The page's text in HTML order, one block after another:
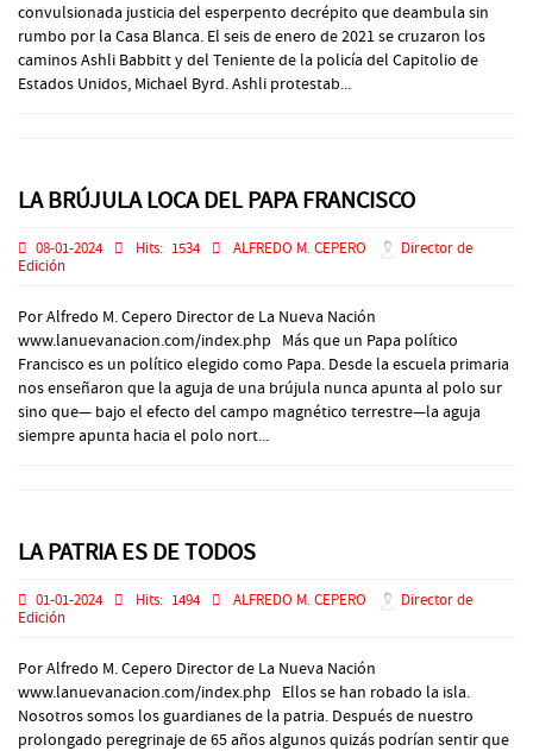
convulsionada justicia del esperpento decrépito que deambula sin
rumbo por la Casa Blanca. El seis de enero de 2021 se cruzaron los
caminos Ashli Babbitt y del Teniente de la policía del Capitolio de
Estados Unidos, Michael Byrd. Ashli protestab...
LA BRÚJULA LOCA DEL PAPA FRANCISCO
08-01-2024 Hits: 1534 ALFREDO M. CEPERO
Director de
Edición
Por Alfredo M. Cepero Director de La Nueva Nación
www.lanuevanacion.com/index.php Más que un Papa político
Francisco es un político elegido como Papa. Desde la escuela primaria
nos enseñaron que la aguja de una brújula nunca apunta al polo sur
sino que— bajo el efecto del campo magnético terrestre—la aguja
siempre apunta hacia el polo nort...
LA PATRIA ES DE TODOS
01-01-2024 Hits: 1494 ALFREDO M. CEPERO
Director de
Edición
Por Alfredo M. Cepero Director de La Nueva Nación
www.lanuevanacion.com/index.php Ellos se han robado la isla.
Nosotros somos los guardianes de la patria. Después de nuestro
prolongado peregrinaje de 65 años algunos quizás podrían sentir que